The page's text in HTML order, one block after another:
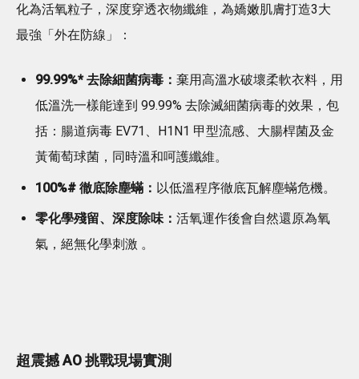
化為活氧粒子，深度穿透衣物纖維，為嬌嫩肌膚打造3大
最強「外在防線」：
99.99%*去除細菌病毒： 棄用高溫水破壞柔軟衣料，用
低溫洗一樣能達到 99.99% 去除滅細菌病毒的效果，包
括：腸道病毒 EV71、H1N1 甲型流感、大腸桿菌及金
黃葡萄球菌，同時溫和呵護纖維。
100%# 徹底除塵蟎： 以低溫程序徹底瓦解塵蟎危機。
零化學殘留、深度除味： 活氧運作後會自然還原為氧
氣，絕無化學刺激 。
超震撼 AO 挑戰現場實測